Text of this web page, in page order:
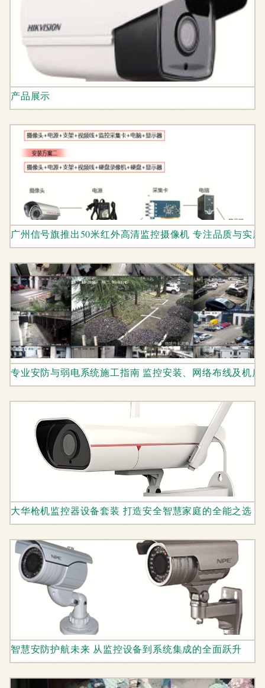
产品展示
广州信号旗推出50米红外高清监控摄像机 专注品质与实用
专业安防与弱电系统施工指南 监控安装、网络布线及机
大华枪机监控器设备套装 打造安全智慧家庭的全能之选
智慧安防护航未来 从监控设备到系统集成的全面跃升